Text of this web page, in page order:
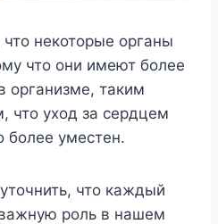
некоторые органы
что они имеют более
организме, таким
что уход за сердцем
более уместен.
что каждый
роль в нашем